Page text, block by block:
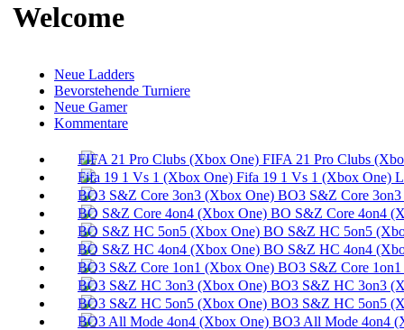
Welcome
Neue Ladders
Bevorstehende Turniere
Neue Gamer
Kommentare
FIFA 21 Pro Clubs
Fifa 19 1 Vs 1 (Xbox One)
BO3 S&Z Core
BO S&Z Core 4on4
BO S&Z HC 5on5
BO S&Z HC 4on4
BO3 S&Z Core
BO3 S&Z HC 3on3
BO3 S&Z HC 5on5
BO3 All Mode 4on4